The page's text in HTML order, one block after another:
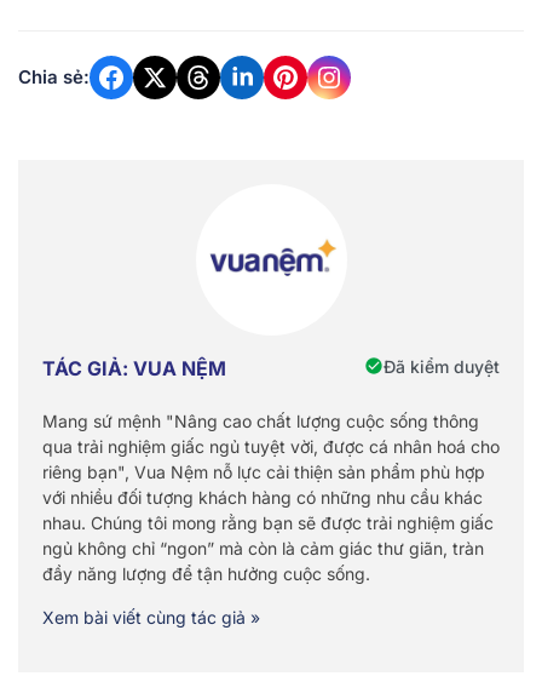
Chia sẻ:
TÁC GIẢ: VUA NỆM Đã kiểm duyệt
Mang sứ mệnh "Nâng cao chất lượng cuộc sống thông
qua trải nghiệm giấc ngủ tuyệt vời, được cá nhân hoá cho
riêng bạn", Vua Nệm nỗ lực cải thiện sản phẩm phù hợp
với nhiều đối tượng khách hàng có những nhu cầu khác
nhau. Chúng tôi mong rằng bạn sẽ được trải nghiệm giấc
ngủ không chỉ “ngon” mà còn là cảm giác thư giãn, tràn
đầy năng lượng để tận hưởng cuộc sống.
Xem bài viết cùng tác giả »